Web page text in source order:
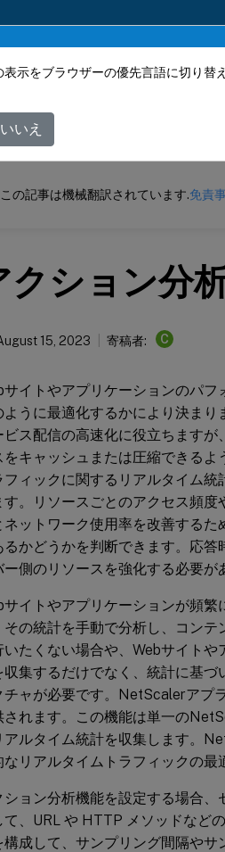
コンテンツは動的に機械翻訳されています。
NetScaler
この記事は機械翻訳されています.免責
クション分
15, 2023 寄稿者: C
サイトやアプリケーションのパ
ように最適化するかにより決ま
ビス配信の高速化に役立ちます
をキャッシュまたは圧縮できる
フィックに関するリアルタイム
す。リソースごとのアクセス頻
ネットワーク使用率を改善する
るかどうかを判断できます。応
ー側のリソースを強化する必要が
サイトやアプリケーションが頻
その統計を手動で分析し、コン
いたくない場合や、Webサイト
収集するだけでなく、統計に基
チャが必要です。NetScalerアプ
されます。この機能は単一の
アルタイム統計を収集します。
なリアルタイムトラフィックの最
ション分析機能を設定する場合
て、URL や HTTP メソッドなど
構成して、サンプリング間隔や
表示をブラウザーの優先言語に切り替
いいえ